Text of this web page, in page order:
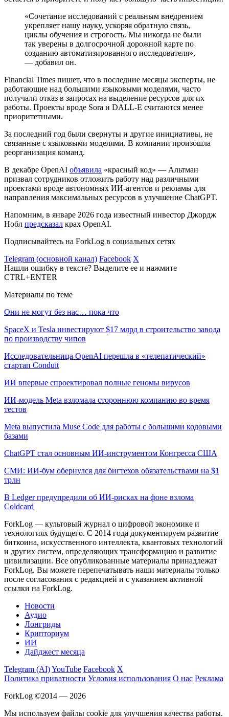
«Сочетание исследований с реальным внедрением
укрепляет нашу науку, ускоряя обратную связь,
циклы обучения и строгость. Мы никогда не были
так уверены в долгосрочной дорожной карте по
созданию автоматизированного исследователя»,
— добавил он.
Financial Times пишет, что в последние месяцы эксперты, не
работающие над большими языковыми моделями, часто
получали отказ в запросах на выделение ресурсов для их
работы. Проекты вроде Sora и DALL-E считаются менее
приоритетными.
За последний год были свернуты и другие инициативы, не
связанные с языковыми моделями. В компании произошла
реорганизация команд.
В декабре OpenAI объявила «красный код» — Альтман
призвал сотрудников отложить работу над различными
проектами вроде автономных ИИ-агентов и рекламы для
направления максимальных ресурсов в улучшение ChatGPT.
Напомним, в январе 2026 года известный инвестор Джордж
Нобл предсказал крах OpenAI.
Подписывайтесь на ForkLog в социальных сетях
Telegram (основной канал) Facebook X
Нашли ошибку в тексте? Выделите ее и нажмите
CTRL+ENTER
Материалы по теме
Они не могут без нас… пока что
SpaceX и Tesla инвестируют $17 млрд в строительство завода
по производству чипов
Исследовательница OpenAI перешла в «телепатический»
стартап Conduit
ИИ впервые спроектировал полные геномы вирусов
ИИ-модель Meta взломала стороннюю компанию во время
тестов
Meta выпустила Muse Code для работы с большими кодовыми
базами
ChatGPT стал основным ИИ-инструментом Конгресса США
СМИ: ИИ-бум обернулся для бигтехов обязательствами на $1
трлн
В Ledger предупредили об ИИ-рисках на фоне взлома
Coldcard
ForkLog — культовый журнал о цифровой экономике и
технологиях будущего. С 2014 года документируем развитие
биткоина, искусственного интеллекта, квантовых технологий
и других систем, определяющих трансформацию и развитие
цивилизации. Все опубликованные материалы принадлежат
ForkLog. Вы можете перепечатывать наши материалы только
после согласования с редакцией и с указанием активной
ссылки на ForkLog.
Новости
Аудио
Лонгриды
Крипториум
ИИ
Дайджест месяца
Telegram (AI)YouTube Facebook X
Политика приватности Условия использования О нас Реклама
ForkLog ©2014 — 2026
Мы используем файлы cookie для улучшения качества работы.